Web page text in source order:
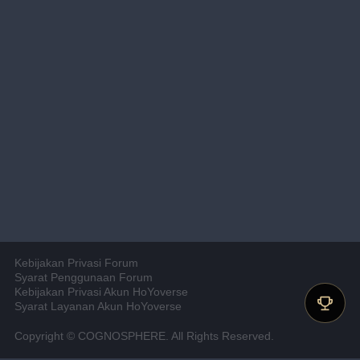
Kebijakan Privasi Forum
Syarat Penggunaan Forum
Kebijakan Privasi Akun HoYoverse
Syarat Layanan Akun HoYoverse
Copyright © COGNOSPHERE. All Rights Reserved.